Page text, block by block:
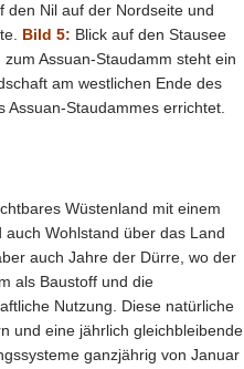
den Nil auf der Nordseite und
Bild 5: Blick auf den Stausee
Assuan-Staudamm steht ein
am westlichen Ende des
Staudammes errichtet.
Wüstenland mit einem
Wohlstand über das Land
auch Jahre der Dürre, wo der
als Baustoff und die
Nutzung. Diese natürliche
und eine jährlich gleichbleibende
ganzjährig von Januar